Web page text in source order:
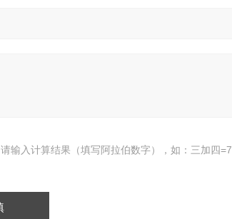
请输入计算结果（填写阿拉伯数字），如：三加四=7